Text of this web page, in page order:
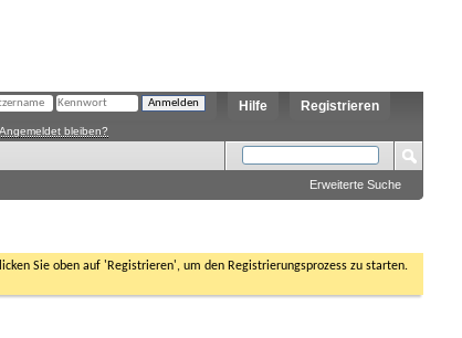
Registrieren
Hilfe
Angemeldet bleiben?
Erweiterte Suche
Sie oben auf 'Registrieren', um den Registrierungsprozess zu starten.